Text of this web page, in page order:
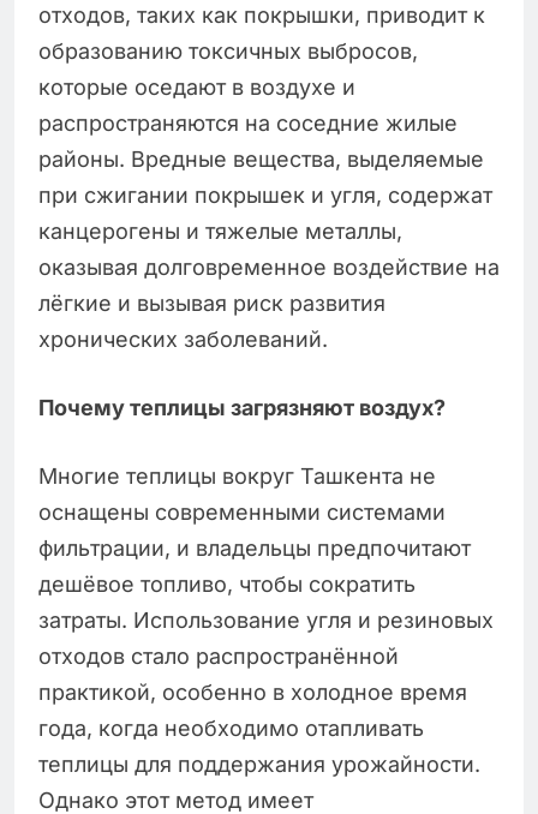
отходов, таких как покрышки, приводит к
образованию токсичных выбросов,
которые оседают в воздухе и
распространяются на соседние жилые
районы. Вредные вещества, выделяемые
при сжигании покрышек и угля, содержат
канцерогены и тяжелые металлы,
оказывая долговременное воздействие на
лёгкие и вызывая риск развития
хронических заболеваний.
Почему теплицы загрязняют воздух?
Многие теплицы вокруг Ташкента не
оснащены современными системами
фильтрации, и владельцы предпочитают
дешёвое топливо, чтобы сократить
затраты. Использование угля и резиновых
отходов стало распространённой
практикой, особенно в холодное время
года, когда необходимо отапливать
теплицы для поддержания урожайности.
Однако этот метод имеет